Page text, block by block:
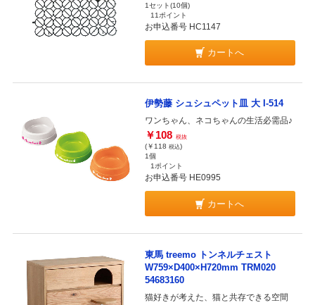
1セット(10個)
11ポイント
お申込番号 HC1147
カートへ
伊勢藤 シュシュペット皿 大 I-514
ワンちゃん、ネコちゃんの生活必需品♪
￥108 税抜
(￥118 税込)
1個
1ポイント
お申込番号 HE0995
カートへ
東馬 treemo トンネルチェスト
W759×D400×H720mm TRM020
54683160
猫好きが考えた、猫と共存できる空間